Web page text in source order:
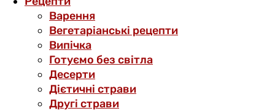
Варення
Вегетаріанські рецепти
Випічка
Готуємо без світла
Десерти
Дієтичні страви
Другі страви